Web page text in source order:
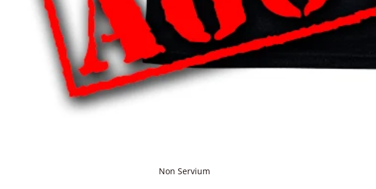
Non Servium